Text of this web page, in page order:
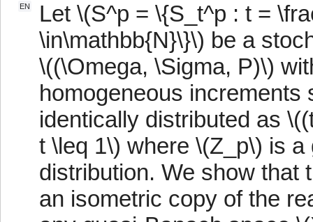
EN
Let \(S^p = \{S_t^p : t =
\in\mathbb{N}\}\) be a
\((\Omega, \Sigma, P)\)
homogeneous
identically distributed as
t \leq 1\) where \(Z_p\) is
distribution. We show that
an isometric copy of the